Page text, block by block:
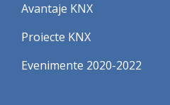
Avantaje KNX
Proiecte KNX
Evenimente 2020-2022